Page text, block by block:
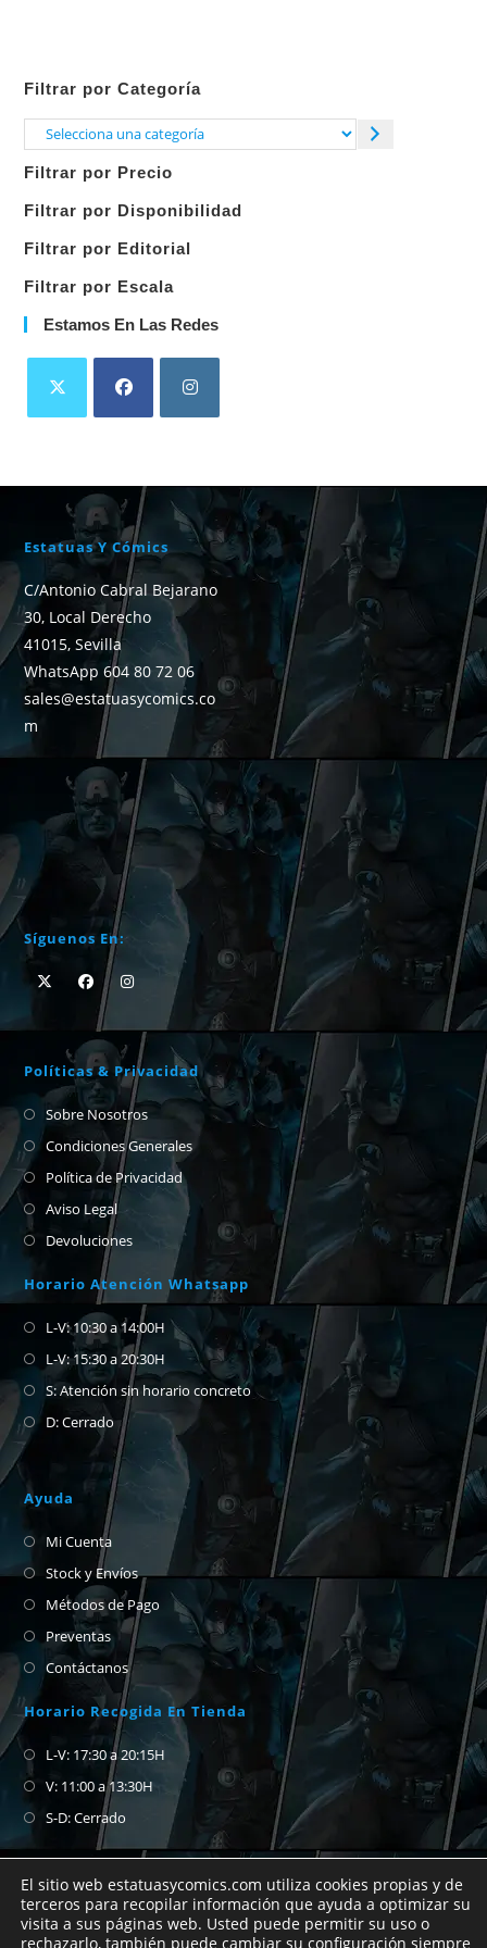
Si no encuentras el cómic que buscas no
Filtrar por Categoría
Selecciona
categoría
Filtrar por Precio
Filtrar por Disponibilidad
Filtrar por Editorial
Filtrar por Escala
Estamos En Las Redes
Estatuas Y Cómics
C/Antonio Cabral Bejarano
30, Local Derecho
41015, Sevilla
WhatsApp 604 80 72 06
sales@estatuasycomics.co
m
Síguenos En:
Políticas & Privacidad
Sobre Nosotros
Condiciones Generales
Política de Privacidad
Aviso Legal
Devoluciones
Horario Atención Whatsapp
L-V: 10:30 a 14:00H
L-V: 15:30 a 20:30H
S: Atención sin horario concreto
D: Cerrado
Ayuda
Mi Cuenta
Stock y Envíos
Métodos de Pago
Preventas
Contáctanos
Horario Recogida En Tienda
L-V: 17:30 a 20:15H
V: 11:00 a 13:30H
S-D: Cerrado
El sitio web estatuasycomics.com utiliza cookies propias y de
terceros para recopilar información que ayuda a optimizar su
visita a sus páginas web. Usted puede permitir su uso o
rechazarlo, también puede cambiar su configuración siempre